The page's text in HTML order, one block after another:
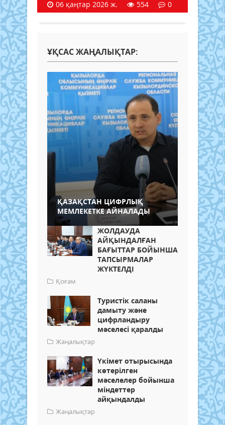
06 қаңтар 2026 ж. 554 0
ҰҚСАС ЖАҢАЛЫҚТАР:
ҚАЗАҚСТАН ЦИФРЛЫҚ
МЕМЛЕКЕТКЕ АЙНАЛАДЫ
ЖОЛДАУДА
АЙҚЫНДАЛҒАН
БАҒЫТТАР БОЙЫНША
ТАПСЫРМАЛАР
ЖҮКТЕЛДІ
Қоғам
Туристік саланы
дамыту және
цифрландыру
мәселесі қаралды
Жаңалықтар
Үкімет отырысында
көтерілген
мәселелер бойынша
міндеттер
айқындалды
Жаңалықтар